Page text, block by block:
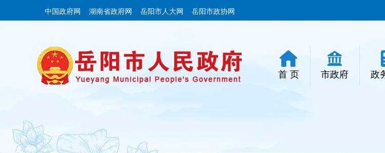
中国政府网 湖南省政府网 岳阳市人大网 岳阳市政协网
首 页 市政府 政